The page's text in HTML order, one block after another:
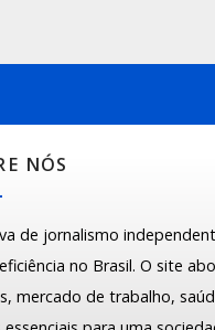
NÓS
de jornalismo
no Brasil. O site
mercado de trabalho,